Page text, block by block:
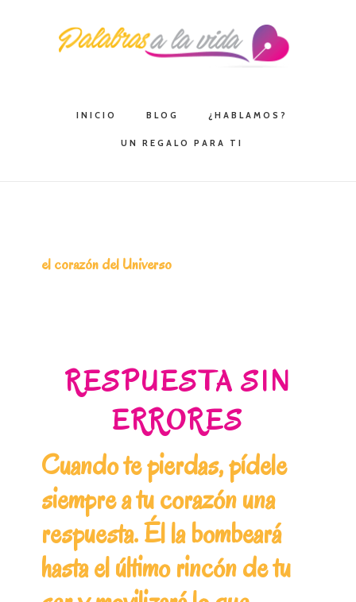
contenido
INICIO BLOG ¿HABLAMOS?
UN REGALO PARA TI
el corazón del Universo
RESPUESTA SIN
ERRORES
Cuando te pierdas, pídele
siempre a tu corazón una
respuesta. Él la bombeará
hasta el último rincón de tu